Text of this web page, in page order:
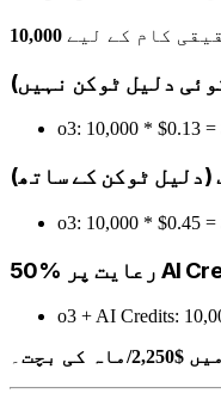
o3: 10,000 * $0.13 =
o3: 10,000 * $0.45 =
o3 + AI Credits:
کی بچت